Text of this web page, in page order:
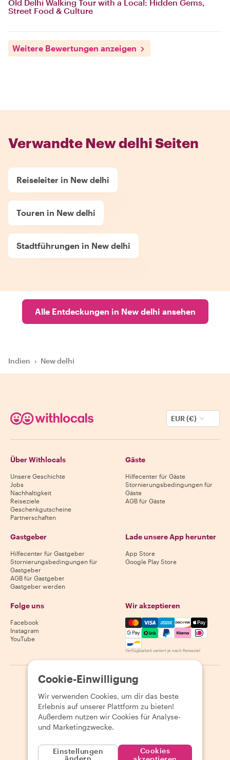
Old Delhi Walking Tour with a Local: Hidden Gems,
Street Food & Culture
Weitere Bewertungen anzeigen
Verwandte New delhi Seiten
Reiseleiter in New delhi
Touren in New delhi
Stadtführungen in New delhi
Alle Entdeckungen in New delhi ansehen
Indien › New delhi
EUR (€)
Über Withlocals
Unsere Geschichte
Jobs
Nachhaltigkeit
Reiseziele
Geschenkgutscheine
Partnerschaften
Gäste
Hilfecenter für Gäste
Stornierungsbedingungen für
Gäste
AGB für Gäste
Gastgeber
Hilfecenter für Gastgeber
Stornierungsbedingungen für
Gastgeber
AGB für Gastgeber
Gastgeber werden
Lade unsere App herunter
App Store
Google Play Store
Folge uns
Facebook
Instagram
YouTube
Wir akzeptieren
Mastercard, Visa, Amex,
Verfügbarkeit variiert je nach Reiseziel
2026 Withlocals.com | Datenschutzerklärung
Seitenübersicht
Cookie-Einwilligung
Wir verwenden Cookies, um dir das beste
Erlebnis auf unserer Plattform zu bieten!
Außerdem nutzen wir Cookies für Analyse-
und Marketingzwecke.
Einstellungen
ändern
Cookies